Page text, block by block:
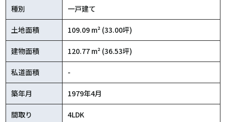
種別 一戸建て
土地面積 109.09 m² (33.00坪)
建物面積 120.77 m² (36.53坪)
私道面積 -
築年月 1979年4月
間取り 4LDK